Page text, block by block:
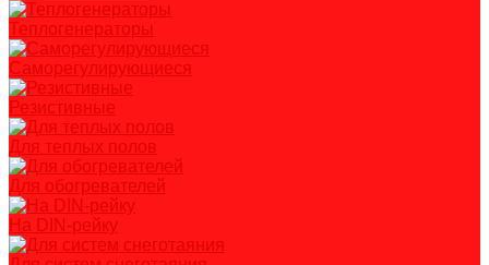
Теплогенераторы
Саморегулирующиеся
Резистивные
Для теплых полов
Для обогревателей
На DIN-рейку